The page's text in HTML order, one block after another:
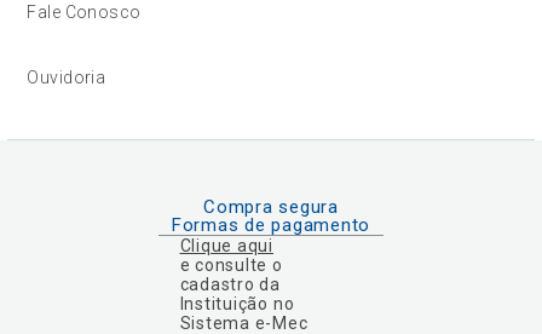
Fale Conosco
Ouvidoria
Compra segura
Formas de pagamento
Clique aqui
e consulte o
cadastro da
Instituição no
Sistema e-Mec